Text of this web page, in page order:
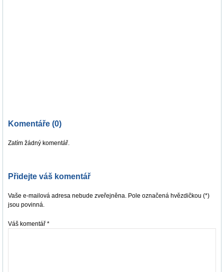
Komentáře (0)
Zatím žádný komentář.
Přidejte váš komentář
Vaše e-mailová adresa nebude zveřejněna. Pole označená hvězdičkou (*)
jsou povinná.
Váš komentář *